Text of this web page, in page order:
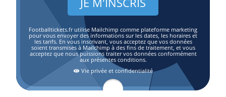
Footballtickets.fr utilise Mailchimp comme plateforme marketing
pour vous envoyer des informations sur les dates, les horaires et
les tarifs. En vous inscrivant, vous acceptez que vos données
soient transmises à Mailchimp à des fins de traitement, et vous
acceptez que nous puissions traiter vos données conformément
aux présentes conditions.
Vie privée et confidentialité